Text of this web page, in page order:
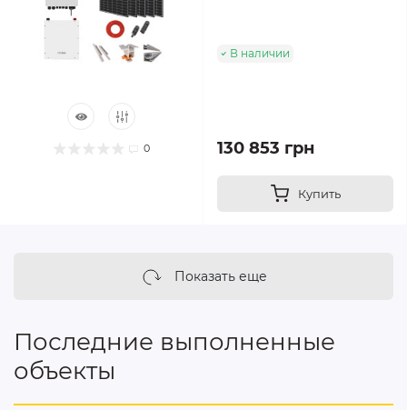
0
В наличии
130 853 грн
Купить
Показать еще
Последние выполненные
объекты